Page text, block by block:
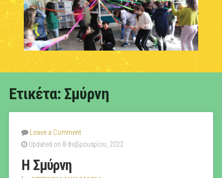
Ετικέτα: Σμύρνη
Leave a Comment
Updated on 8 Φεβρουαρίου, 2022
Η Σμύρνη